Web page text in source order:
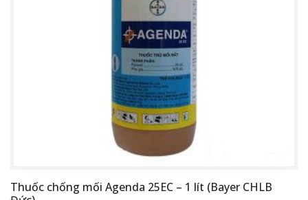
Thuốc chống mối Agenda 25EC – 1 lít (Bayer CHLB